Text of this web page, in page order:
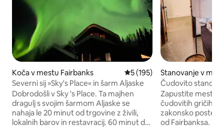
Koča v mestu Fairbanks Povprečna ocena: 5 od 5, št.
5 (195)
Severni sij »Sky's Place« in šarm Aljaske
Dobrodošli v Sky 's Place. Ta majhen
dragulj s svojim šarmom Aljaske se
nahaja le 20 minut od trgovine z živili,
lokalnih barov in restavracij. 60 minut do
Stanovanje v
ks
Čudovito
in hiter Wi-Fi.
Zapustite mestni
čudovitih gričih.
zakonsko
od Fairbanksa. Ta enota ima vse, da bo